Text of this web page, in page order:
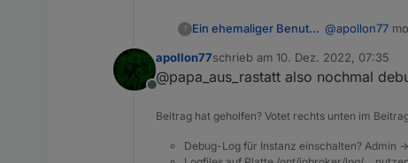
? Ein ehemaliger Benutzer @apollon77
Wenn Zigbee
Offline
apollon77schrieb am 10. Dez. 2022, 07:35
zuletzt editiert von
@papa_aus_rastatt also nochmal
Beitrag hat geholfen? Votet rechts unten im
Debug-Log für Instanz einschalten? Admin